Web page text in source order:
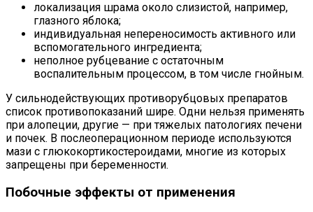
локализация шрама около слизистой, например,
глазного яблока;
индивидуальная непереносимость активного или
вспомогательного ингредиента;
неполное рубцевание с остаточным
воспалительным процессом, в том числе гнойным.
У сильнодействующих противорубцовых препаратов
список противопоказаний шире. Одни нельзя применять
при алопеции, другие — при тяжелых патологиях печени
и почек. В послеоперационном периоде используются
мази с глюкокортикостероидами, многие из которых
запрещены при беременности.
Побочные эффекты от применения